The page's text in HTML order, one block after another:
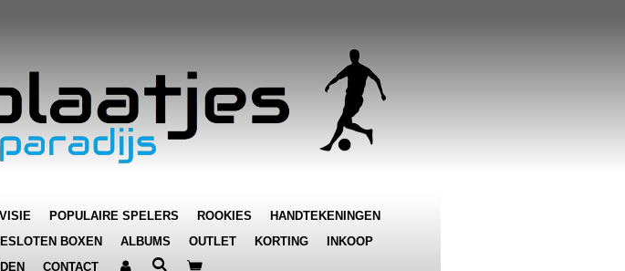
POPULAIRE SPELERS ROOKIES
HANDTEKENINGEN
BOXEN ALBUMS OUTLET KORTING
INKOOP
CONTACT